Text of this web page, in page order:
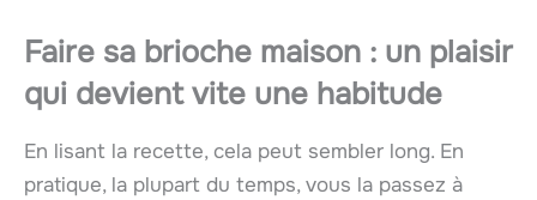
Faire sa brioche maison : un plaisir
qui devient vite une habitude
En lisant la recette, cela peut sembler long. En
pratique, la plupart du temps, vous la passez à